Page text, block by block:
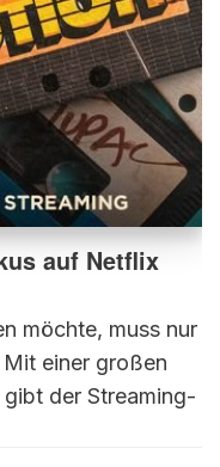
auf Netflix
möchte, muss nur
einer großen
der Streaming-